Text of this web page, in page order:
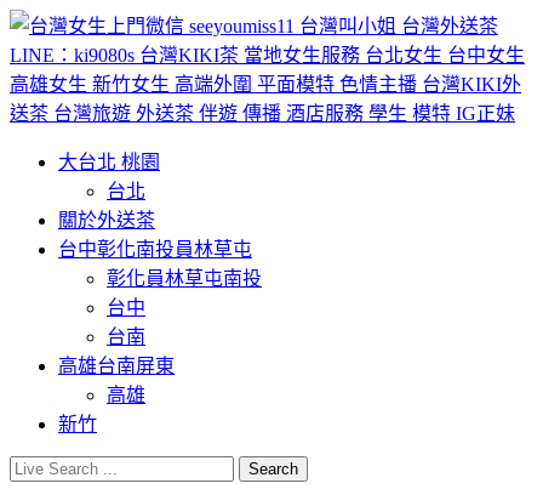
大台北 桃園
台北
關於外送茶
台中彰化南投員林草屯
彰化員林草屯南投
台中
台南
高雄台南屏東
高雄
新竹